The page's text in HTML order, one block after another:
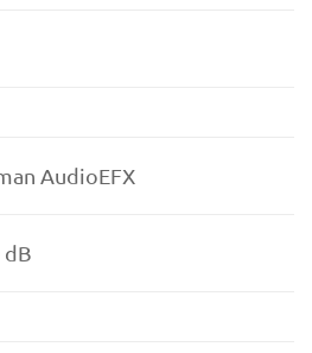
AudioEFX
dB